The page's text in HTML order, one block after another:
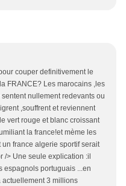
couper definitivement le
FRANCE? Les marocains ,les
nullement redevants ou
,souffrent et reviennent
vert rouge et blanc croissant
la france!et mème les
france algerie sportif serait
/> Une seule explication :il
espagnols portuguais ...en
3 millions